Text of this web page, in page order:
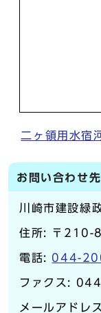
二ヶ領用水宿
お問い合わせ先
川崎市建設緑
住所: 〒210-
電話: 044-
ファクス:
メールアドレ